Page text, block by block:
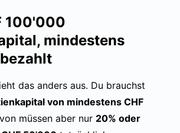
100'000
mindestens
das anders aus. Du brauchst
von mindestens CHF
müssen aber nur 20% oder